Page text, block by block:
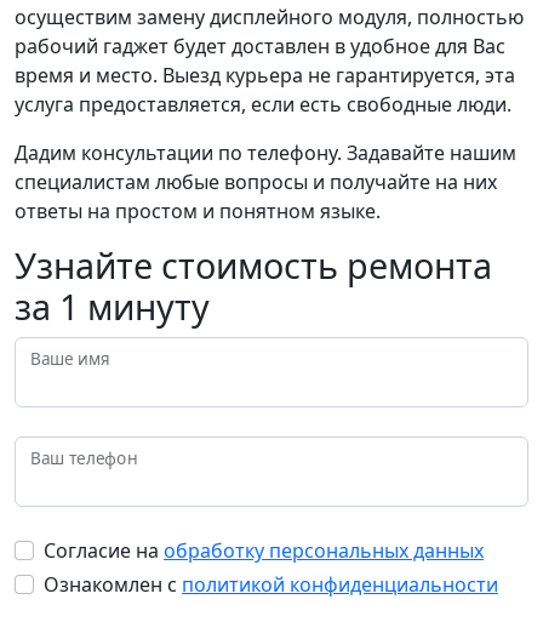
осуществим замену дисплейного модуля, полностью
рабочий гаджет будет доставлен в удобное для Вас
время и место. Выезд курьера не гарантируется, эта
услуга предоставляется, если есть свободные люди.
Дадим консультации по телефону. Задавайте нашим
специалистам любые вопросы и получайте на них
ответы на простом и понятном языке.
Узнайте стоимость ремонта
за 1 минуту
Ваше имя
Ваш телефон
Согласие на обработку персональных данных
Ознакомлен с политикой конфиденциальности